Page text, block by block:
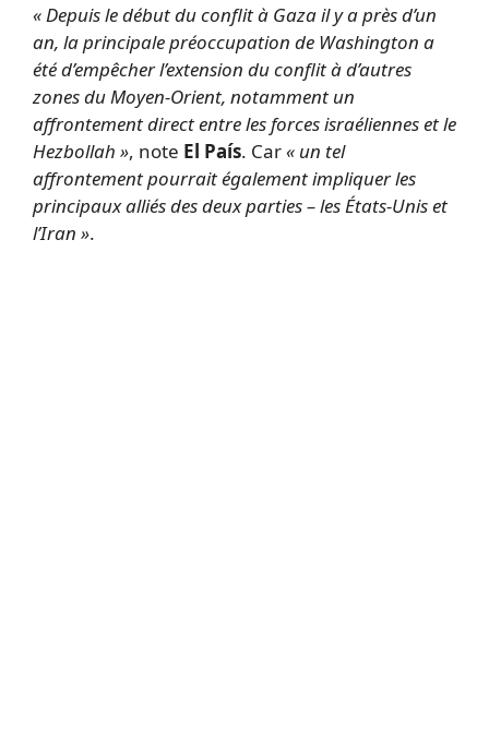
« Depuis le début du conflit à Gaza il y a près d’un
an, la principale préoccupation de Washington a
été d’empêcher l’extension du conflit à d’autres
zones du Moyen-Orient, notamment un
affrontement direct entre les forces israéliennes et le
Hezbollah », note El País. Car« un tel
affrontement pourrait également impliquer les
principaux alliés des deux parties – les États-Unis et
l’Iran ».